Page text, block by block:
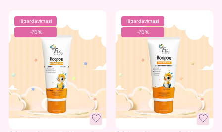
Išpardavimas!
−70%
Išpardavimas!
−70%